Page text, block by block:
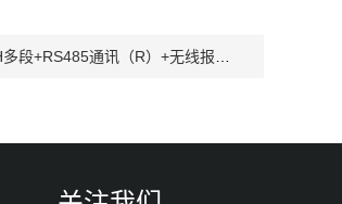
通讯（R）+无线报警人工气候箱